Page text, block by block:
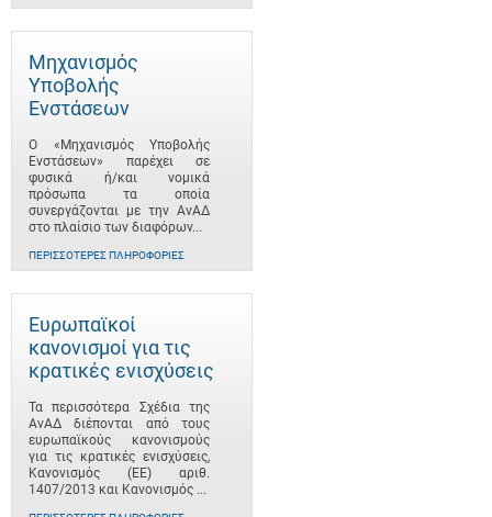
Μηχανισμός
Υποβολής
Ενστάσεων
Ο «Μηχανισμός Υποβολής
Ενστάσεων» παρέχει σε
φυσικά ή/και νομικά
πρόσωπα τα οποία
συνεργάζονται με την ΑνΑΔ
στο πλαίσιο των διαφόρων...
ΠΕΡΙΣΣΌΤΕΡΕΣ ΠΛΗΡΟΦΟΡΊΕΣ
Ευρωπαϊκοί
κανονισμοί για τις
κρατικές ενισχύσεις
Τα περισσότερα Σχέδια της
ΑνΑΔ διέπονται από τους
ευρωπαϊκούς κανονισμούς
για τις κρατικές ενισχύσεις,
Κανονισμός (ΕΕ) αριθ.
1407/2013 και Κανονισμός ...